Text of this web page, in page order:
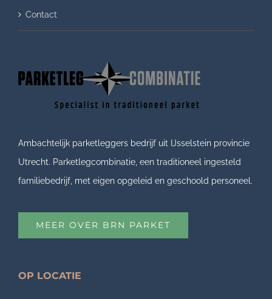
Contact
Ambachtelijk parketleggers bedrijf uit IJsselstein provincie
Utrecht. Parketlegcombinatie, een traditioneel ingesteld
familiebedrijf, met eigen opgeleid en geschoold personeel.
MEER OVER BRN PARKET
OP LOCATIE